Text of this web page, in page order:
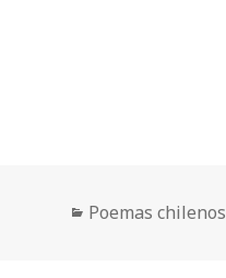
Categorías
Poemas chilenos